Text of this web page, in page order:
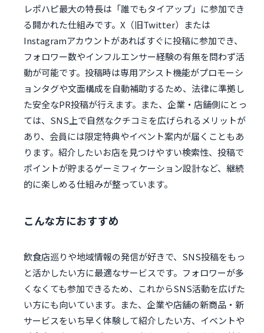
レポハピ最大の特長は「誰でもタイアップ」に参加でき
る開かれた仕組みです。X（旧Twitter）または
Instagramアカウントがあればすぐに投稿に参加でき、
フォロワー数やインフルエンサー経験の有無を問わず活
動が可能です。投稿時は専用アシスト機能がプロモーシ
ョンタグや文面構成を自動補助するため、法律に準拠し
た安全なPR投稿が行えます。また、企業・店舗側にとっ
ては、SNS上で自然なクチコミを広げられるメリットが
あり、会員には限定特典やイベント案内が届くこともあ
ります。紹介したいお店を見つけやすい検索性、投稿で
ポイントが貯まるゲーミフィケーション設計など、継続
的に楽しめる仕組みが整っています。
こんな方におすすめ
飲食店巡りや地域情報の発信が好きで、SNS投稿をもっ
と活かしたい方に最適なサービスです。フォロワーが多
くなくても参加できるため、これからSNS活動を広げた
い方にも向いています。また、企業や店舗の新商品・新
サービスをいち早く体験して紹介したい方、イベントや